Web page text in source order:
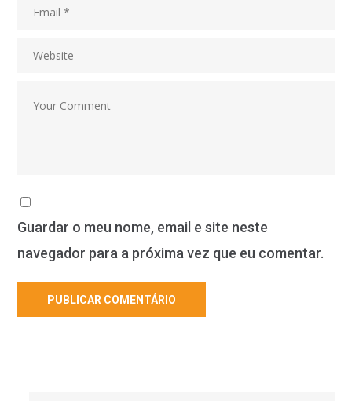
Guardar o meu nome, email e site neste
navegador para a próxima vez que eu comentar.